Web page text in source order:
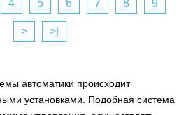
температуры
с хомутом
температуры
4 5 6 7 8 9
> >|
автоматики происходит
установками. Подобная система